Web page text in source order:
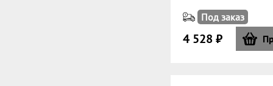
Под заказ
4 528 ₽